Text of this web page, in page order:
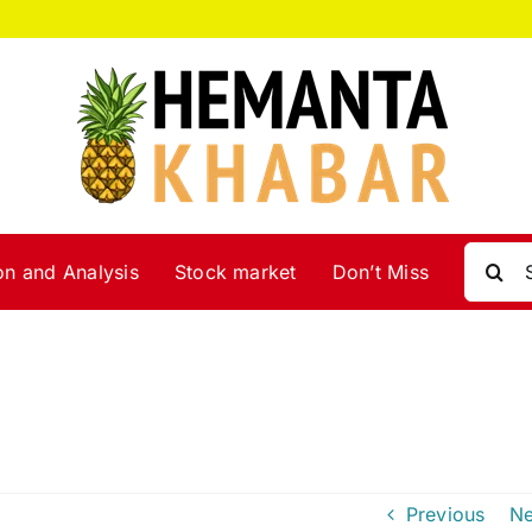
and Analysis Stock market Don’t Miss
Previous